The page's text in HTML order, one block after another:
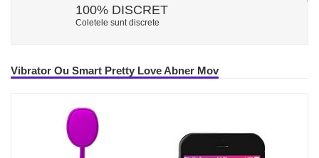
100% DISCRET
Coletele sunt discrete
Vibrator Ou Smart Pretty Love Abner Mov